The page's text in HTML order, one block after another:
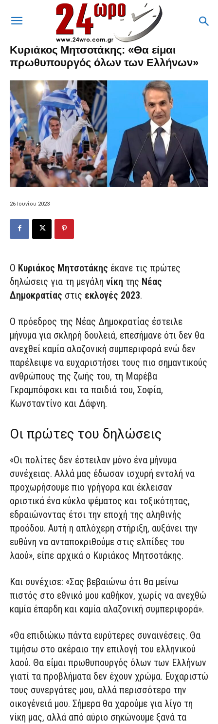
Κυριάκος Μητσοτάκης: «Θα είμαι
πρωθυπουργός όλων των Ελλήνων»
26 Ιουνίου 2023
Ο Κυριάκος Μητσοτάκης έκανε τις πρώτες
δηλώσεις για τη μεγάλη νίκη της Νέας
Δημοκρατίας στις εκλογές 2023.
Ο πρόεδρος της Νέας Δημοκρατίας έστειλε
μήνυμα για σκληρή δουλειά, επεσήμανε ότι δεν θα
ανεχθεί καμία αλαζονική συμπεριφορά ενώ δεν
παρέλειψε να ευχαριστήσει τους πιο σημαντικούς
ανθρώπους της ζωής του, τη Μαρέβα
Γκραμπόφσκι και τα παιδιά του, Σοφία,
Κωνσταντίνο και Δάφνη.
Οι πρώτες του δηλώσεις
«Οι πολίτες δεν έστειλαν μόνο ένα μήνυμα
συνέχειας. Αλλά μας έδωσαν ισχυρή εντολή να
προχωρήσουμε πιο γρήγορα και έκλεισαν
οριστικά ένα κύκλο ψέματος και τοξικότητας,
εδραιώνοντας έτσι την εποχή της αληθινής
προόδου. Αυτή η απλόχερη στήριξη, αυξάνει την
ευθύνη να ανταποκριθούμε στις ελπίδες του
λαού», είπε αρχικά ο Κυριάκος Μητσοτάκης.
Και συνέχισε: «Σας βεβαιώνω ότι θα μείνω
πιστός στο εθνικό μου καθήκον, χωρίς να ανεχθώ
καμία έπαρδη και καμία αλαζονική συμπεριφορά».
«Θα επιδιώκω πάντα ευρύτερες συναινέσεις. Θα
τιμήσω στο ακέραιο την επιλογή του ελληνικού
λαού. Θα είμαι πρωθυπουργός όλων των Ελλήνων
γιατί τα προβλήματα δεν έχουν χρώμα. Ευχαριστώ
τους συνεργάτες μου, αλλά περισσότερο την
οικογένειά μου. Σήμερα θα χαρούμε για λίγο τη
νίκη μας, αλλά από αύριο σηκώνουμε ξανά τα